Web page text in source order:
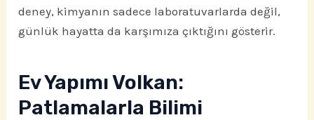
deney, kimyanın sadece laboratuvarlarda değil,
günlük hayatta da karşımıza çıktığını gösterir.
Ev Yapımı Volkan:
Patlamalarla Bilimi